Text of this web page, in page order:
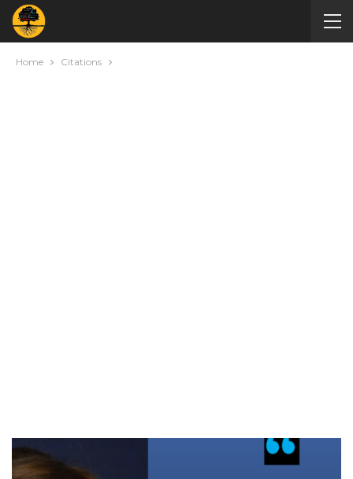
Home Citations